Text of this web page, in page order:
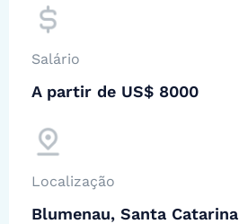
Salário
A partir de US$ 8000
Localização
Blumenau, Santa Catarina